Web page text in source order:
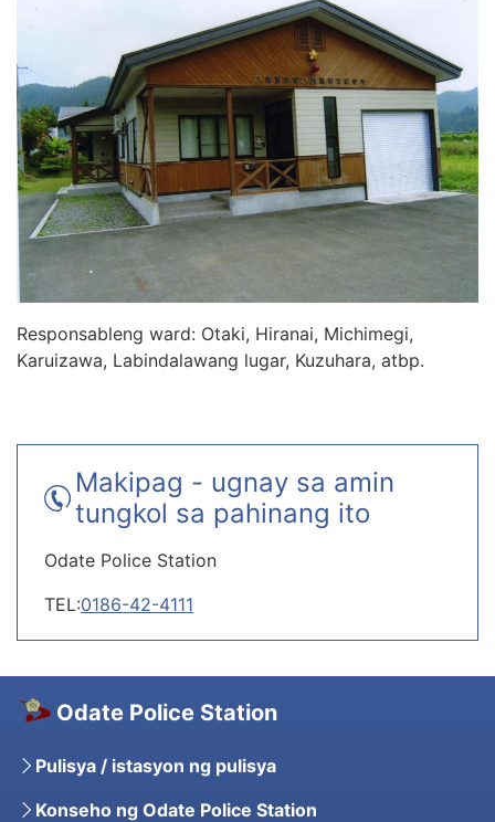
Responsableng ward: Otaki, Hiranai, Michimegi,
Karuizawa, Labindalawang lugar, Kuzuhara, atbp.
Makipag - ugnay sa amin
tungkol sa pahinang ito
Odate Police Station
TEL:0186-42-4111
Odate Police Station
Pulisya / istasyon ng pulisya
Konseho ng Odate Police Station